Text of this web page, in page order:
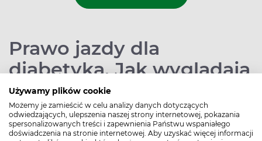
Używamy plików cookie
Możemy je zamieścić w celu analizy danych dotyczących
odwiedzających, ulepszenia naszej strony internetowej, pokazania
spersonalizowanych treści i zapewnienia Państwu wspaniałego
doświadczenia na stronie internetowej. Aby uzyskać więcej informacji
Prawo jazdy dla
diabetyka. Jak wyglądają
konsultacje lekarskie?
Autor:Redakcja Apteline Data publikacji: 24.02.2017